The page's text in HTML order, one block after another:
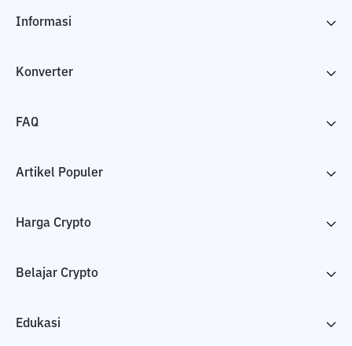
Informasi
Konverter
FAQ
Artikel Populer
Harga Crypto
Belajar Crypto
Edukasi